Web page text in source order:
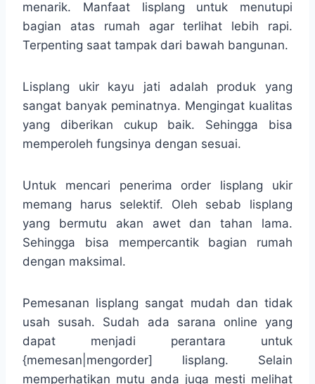
menarik. Manfaat lisplang untuk menutupi
bagian atas rumah agar terlihat lebih rapi.
Terpenting saat tampak dari bawah bangunan.
Lisplang ukir kayu jati adalah produk yang
sangat banyak peminatnya. Mengingat kualitas
yang diberikan cukup baik. Sehingga bisa
memperoleh fungsinya dengan sesuai.
Untuk mencari penerima order lisplang ukir
memang harus selektif. Oleh sebab lisplang
yang bermutu akan awet dan tahan lama.
Sehingga bisa mempercantik bagian rumah
dengan maksimal.
Pemesanan lisplang sangat mudah dan tidak
usah susah. Sudah ada sarana online yang
dapat menjadi perantara untuk
{memesan|mengorder] lisplang. Selain
memperhatikan mutu anda juga mesti melihat